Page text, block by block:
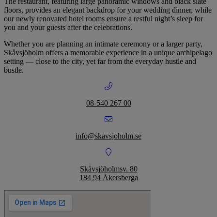
floors, provides an elegant backdrop for your wedding dinner, while
our newly renovated hotel rooms ensure a restful night’s sleep for
you and your guests after the celebrations.
Whether you are planning an intimate ceremony or a larger party,
Skåvsjöholm offers a memorable experience in a unique archipelago
setting — close to the city, yet far from the everyday hustle and
bustle.
08-540 267 00
info@skavsjoholm.se
Skåvsjöholmsv. 80
184 94 Åkersberga